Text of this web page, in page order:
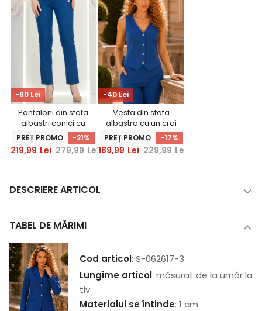
-60 Lei
Pantaloni din stofa
albastri conici cu
talie inalta si
buzunare laterale
- StarShinerS
PREȚ PROMO -21%
219,99 Lei 279,99 Lei
-40 Lei
Vesta din stofa
albastra cu un croi
usor cambrat si
decolteu in v -
StarShinerS
PREȚ PROMO -17%
189,99 Lei 229,99 Lei
DESCRIERE ARTICOL
TABEL DE MĂRIMI
Cod articol: S-062617-3
Lungime articol: măsurat de la umăr la
tiv
Materialul se întinde: 1 cm